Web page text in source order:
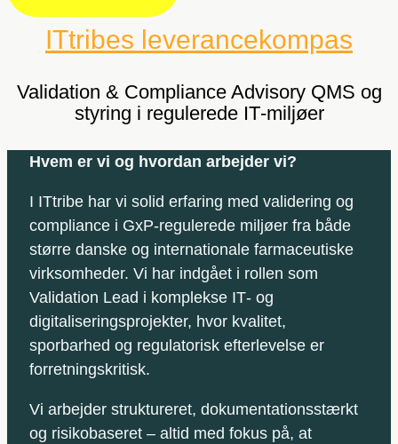
ITtribes leverancekompas
Validation & Compliance Advisory QMS og
styring i regulerede IT‑miljøer
Hvem er vi og hvordan arbejder vi?
I ITtribe har vi solid erfaring med validering og
compliance i GxP‑regulerede miljøer fra både
større danske og internationale farmaceutiske
virksomheder. Vi har indgået i rollen som
Validation Lead i komplekse IT‑ og
digitaliseringsprojekter, hvor kvalitet,
sporbarhed og regulatorisk efterlevelse er
forretningskritisk.
Vi arbejder struktureret, dokumentationsstærkt
og risikobaseret – altid med fokus på, at